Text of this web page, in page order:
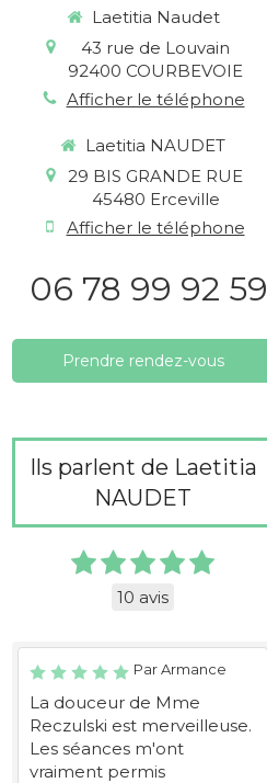
Laetitia Naudet
43 rue de Louvain
92400 COURBEVOIE
Afficher le téléphone
Laetitia NAUDET
29 BIS GRANDE RUE
45480 Erceville
Afficher le téléphone
06 78 99 92 59
Prendre rendez-vous
Ils parlent de Laetitia
NAUDET
10 avis
Par Armance
La douceur de Mme
Reczulski est merveilleuse.
Les séances m'ont
vraiment permis